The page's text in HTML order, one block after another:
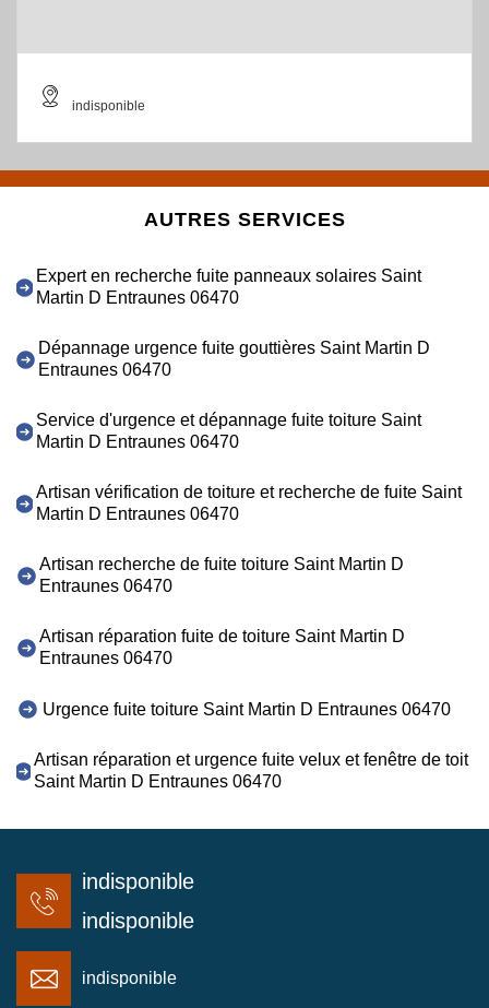
indisponible
AUTRES SERVICES
Expert en recherche fuite panneaux solaires Saint
Martin D Entraunes 06470
Dépannage urgence fuite gouttières Saint Martin D
Entraunes 06470
Service d'urgence et dépannage fuite toiture Saint
Martin D Entraunes 06470
Artisan vérification de toiture et recherche de fuite Saint
Martin D Entraunes 06470
Artisan recherche de fuite toiture Saint Martin D
Entraunes 06470
Artisan réparation fuite de toiture Saint Martin D
Entraunes 06470
Urgence fuite toiture Saint Martin D Entraunes 06470
Artisan réparation et urgence fuite velux et fenêtre de toit
Saint Martin D Entraunes 06470
indisponible
indisponible
indisponible